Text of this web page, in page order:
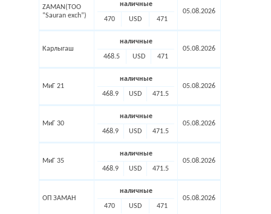
ZAMAN(TOO
“Sauran exch”)
наличные
470 USD 471
05.08.2026
Карлыгаш
наличные
468.5 USD 471
05.08.2026
МиГ 21
наличные
468.9 USD 471.5
05.08.2026
МиГ 30
наличные
468.9 USD 471.5
05.08.2026
МиГ 35
наличные
468.9 USD 471.5
05.08.2026
ОП ЗАМАН
наличные
470 USD 471
05.08.2026